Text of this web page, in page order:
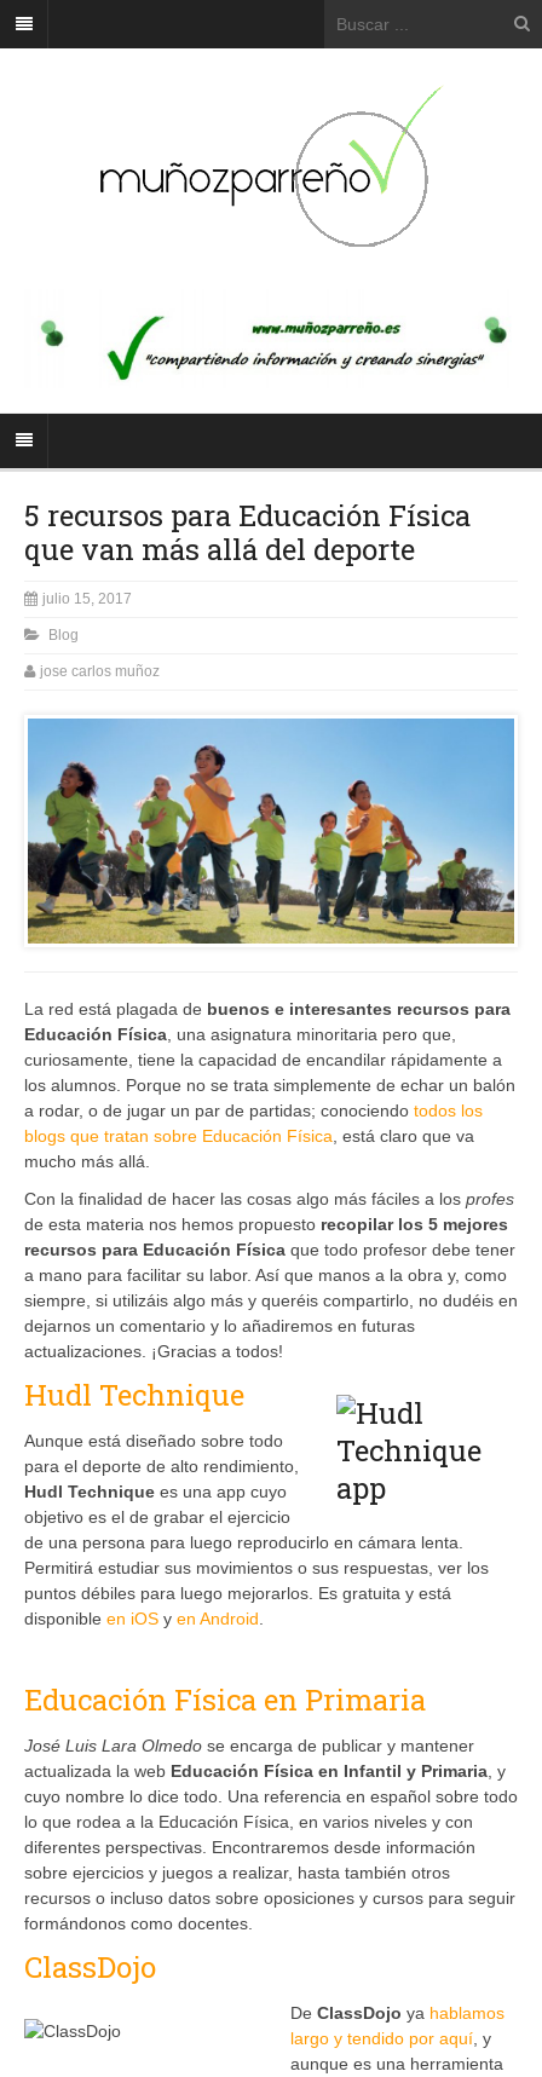
5 recursos para Educación Física
que van más allá del deporte
julio 15, 2017
Blog
jose carlos muñoz
La red está plagada de buenos e interesantes recursos para
Educación Física , una asignatura minoritaria pero que,
curiosamente, tiene la capacidad de encandilar rápidamente a
los alumnos. Porque no se trata simplemente de echar un balón
a rodar, o de jugar un par de partidas; conociendo todos los
blogs que tratan sobre Educación Física , está claro que va
mucho más allá.
Con la finalidad de hacer las cosas algo más fáciles a los profes
de esta materia nos hemos propuesto recopilar los 5 mejores
recursos para Educación Física que todo profesor debe tener
a mano para facilitar su labor. Así que manos a la obra y, como
siempre, si utilizáis algo más y queréis compartirlo, no dudéis en
dejarnos un comentario y lo añadiremos en futuras
actualizaciones. ¡Gracias a todos!
Hudl Technique
Aunque está diseñado sobre todo
para el deporte de alto rendimiento,
Hudl Technique es una app cuyo
objetivo es el de grabar el ejercicio
de una persona para luego reproducirlo en cámara lenta.
Permitirá estudiar sus movimientos o sus respuestas, ver los
puntos débiles para luego mejorarlos. Es gratuita y está
disponible en iOS y en Android
Educación Física en Primaria
José Luis Lara Olmedo se encarga de publicar y mantener
actualizada la web Educación Física en Infantil y Primaria , y
cuyo nombre lo dice todo. Una referencia en español sobre todo
lo que rodea a la Educación Física, en varios niveles y con
diferentes perspectivas. Encontraremos desde información
sobre ejercicios y juegos a realizar, hasta también otros
recursos o incluso datos sobre oposiciones y cursos para seguir
formándonos como docentes.
ClassDojo
De ClassDojo ya hablamos
largo y tendido por aquí , y
aunque es una herramienta